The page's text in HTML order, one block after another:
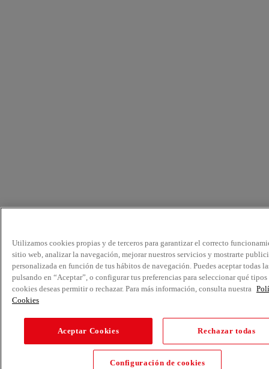
Utilizamos cookies propias y de terceros para garantizar el correcto
sitio web, analizar la navegación, mejorar nuestros servicios y mostrarte
personalizada en función de tus hábitos de navegación. Puedes aceptar todas
pulsando en “Aceptar”, o configurar tus preferencias para seleccionar qué tipos
cookies deseas permitir o rechazar. Para más información, consulta nuestra
Cookies
Aceptar Cookies Rechazar todas
Configuración de cookies